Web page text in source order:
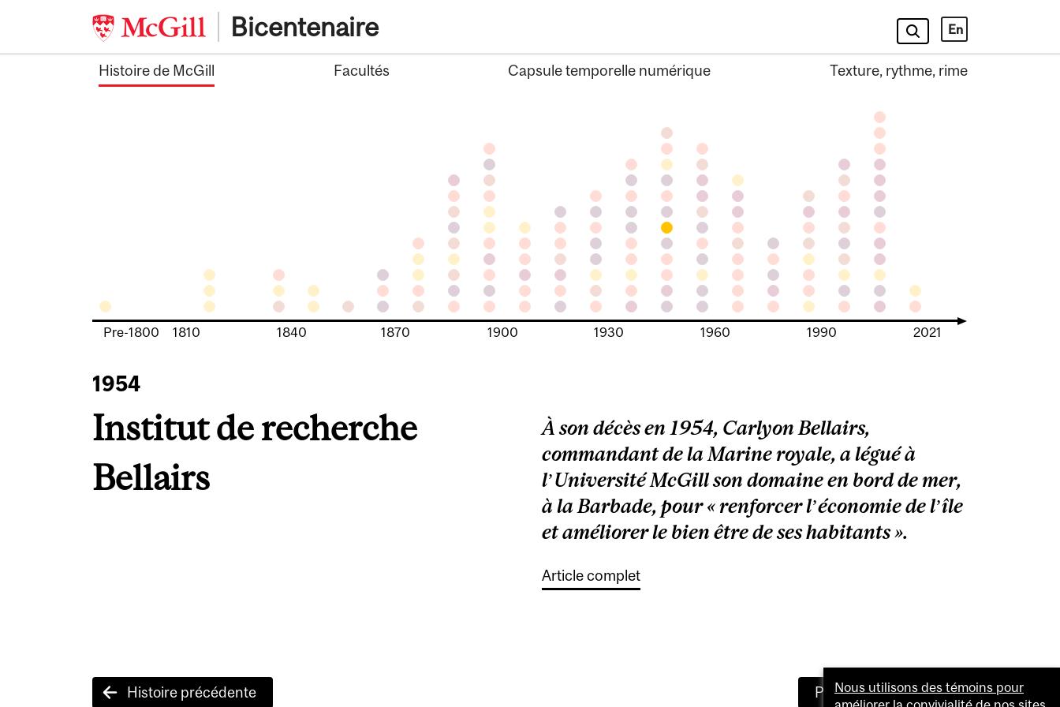
Bicentenaire En
Histoire de McGill Facultés Capsule temporelle numérique Texture, rythme, rime
Pre-1800 1810 1840 1870 1900 1930 1960 1990 2021
1954
Institut de recherche
Bellairs
À son décès en 1954, Carlyon Bellairs,
commandant de la Marine royale, a légué à
l’Université McGill son domaine en bord de mer,
à la Barbade, pour « renforcer l’économie de l’île
et améliorer le bien être de ses habitants ».
Article complet
PostHistoire précédente Prochaine histoire
Nous utilisons des témoins pour